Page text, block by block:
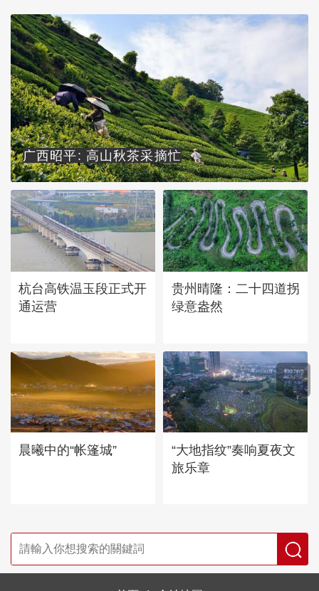
广西昭平: 高山秋茶采摘忙
杭台高铁温玉段正式开
通运营
贵州晴隆：二十四道拐
绿意盎然
晨曦中的“帐篷城”
“大地指纹”奏响夏夜文
旅乐章